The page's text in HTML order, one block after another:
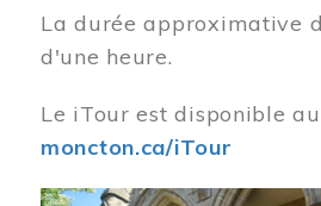
La durée approximative
d'une heure.
Le iTour est disponible au
moncton.ca/iTour